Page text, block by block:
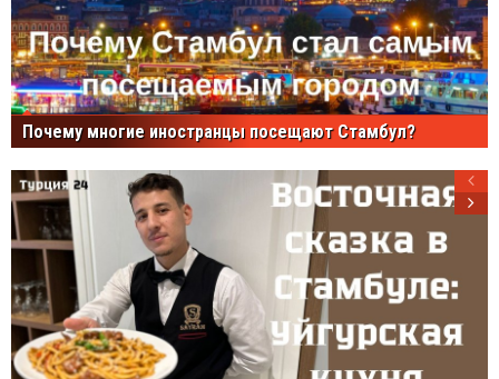
Почему многие иностранцы посещают Стамбул?